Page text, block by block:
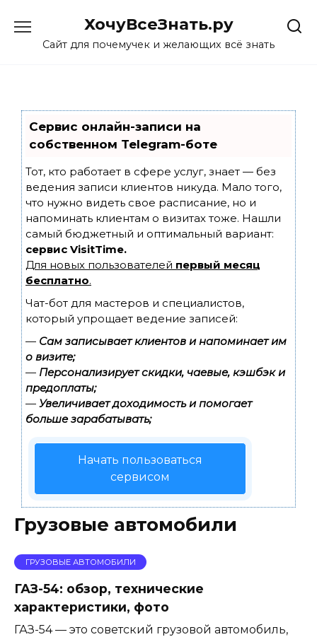
content
ХочуВсеЗнать.ру
Сайт для почемучек и желающих всё знать
Сервис онлайн-записи на
собственном Telegram-боте
Тот, кто работает в сфере услуг, знает — без
ведения записи клиентов никуда. Мало того,
что нужно видеть свое расписание, но и
напоминать клиентам о визитах тоже. Нашли
самый бюджетный и оптимальный вариант:
сервис VisitTime.
Для новых пользователей первый месяц
бесплатно.
Чат-бот для мастеров и специалистов,
который упрощает ведение записей:
— Сам записывает клиентов и напоминает им
о визите;
— Персонализирует скидки, чаевые, кэшбэк и
предоплаты;
— Увеличивает доходимость и помогает
больше зарабатывать;
Начать пользоваться
сервисом
Грузовые автомобили
ГРУЗОВЫЕ АВТОМОБИЛИ
ГАЗ-54: обзор, технические
характеристики, фото
ГАЗ-54 — это советский грузовой автомобиль,